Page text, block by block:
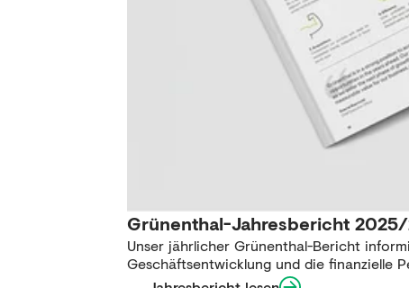
Grünenthal-Jahresbericht
Unser jährlicher Grünenthal-Bericht
Geschäftsentwicklung und die finanzielle